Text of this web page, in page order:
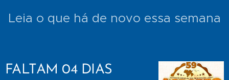
Leia o que há de novo essa semana
FALTAM 04 DIAS